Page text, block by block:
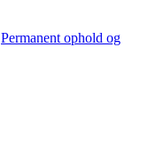
Permanent ophold og